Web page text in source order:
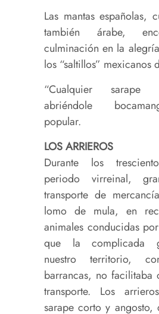
Las mantas españolas,
también árabe,
culminación en la
los “saltillos” mexicanos
“Cualquier
abriéndole
popular.
LOS ARRIEROS
Durante los
periodo virreinal,
transporte de
lomo de mula, en
animales conducidas
que la complicada
nuestro territorio,
barrancas, no facilitaba
transporte. Los
sarape corto y angosto,